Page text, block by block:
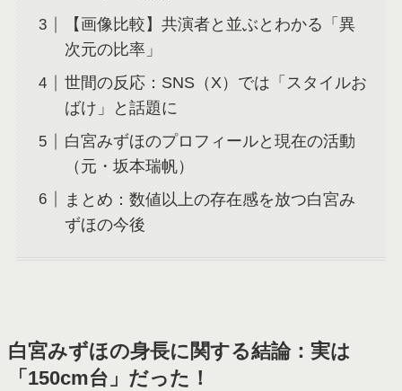
【画像比較】共演者と並ぶとわかる「異
次元の比率」
世間の反応：SNS（X）では「スタイルお
ばけ」と話題に
白宮みずほのプロフィールと現在の活動
（元・坂本瑞帆）
まとめ：数値以上の存在感を放つ白宮み
ずほの今後
白宮みずほの身長に関する結論：実は
「150cm台」だった！